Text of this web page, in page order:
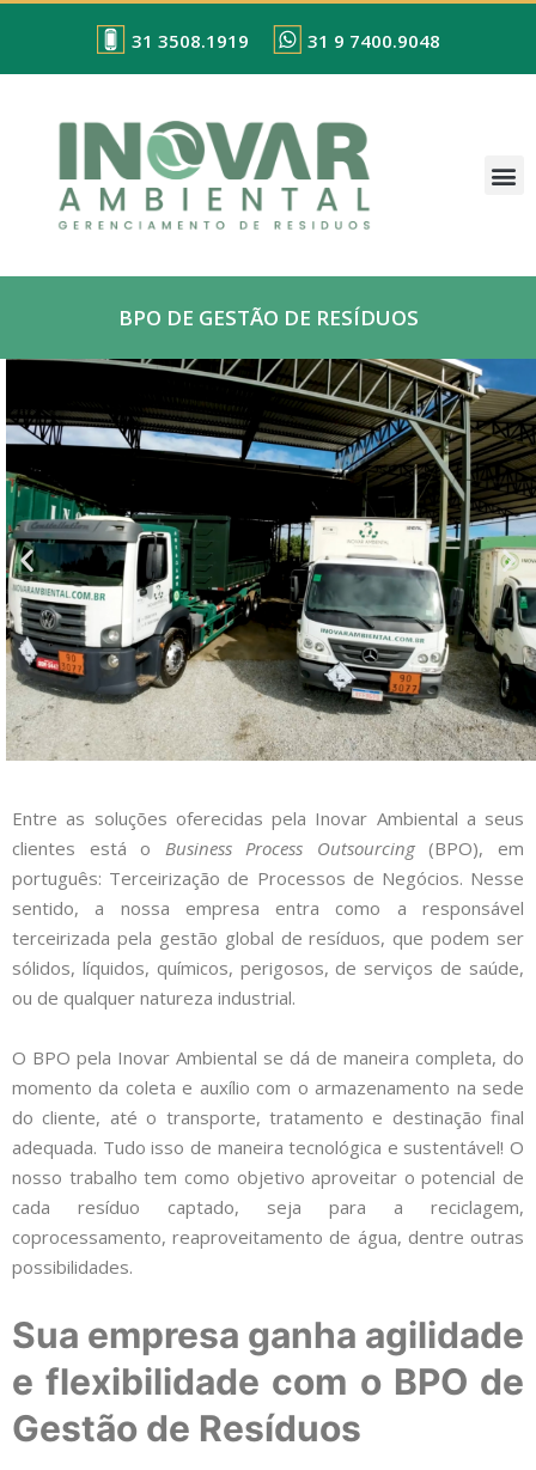
31 3508.1919 31 9 7400.9048
BPO DE GESTÃO DE RESÍDUOS
Entre as soluções oferecidas pela Inovar Ambiental a seus
clientes está o Business Process Outsourcing(BPO), em
português: Terceirização de Processos de Negócios. Nesse
sentido, a nossa empresa entra como a responsável
terceirizada pela gestão global de resíduos, que podem ser
sólidos, líquidos, químicos, perigosos, de serviços de saúde,
ou de qualquer natureza industrial.
O BPO pela Inovar Ambiental se dá de maneira completa, do
momento da coleta e auxílio com o armazenamento na sede
do cliente, até o transporte, tratamento e destinação final
adequada. Tudo isso de maneira tecnológica e sustentável! O
nosso trabalho tem como objetivo aproveitar o potencial de
cada resíduo captado, seja para a reciclagem,
coprocessamento, reaproveitamento de água, dentre outras
possibilidades.
Sua empresa ganha agilidade
e flexibilidade com o BPO de
Gestão de Resíduos